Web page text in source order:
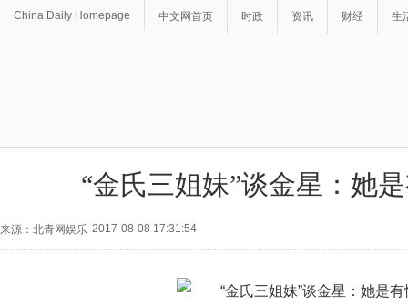
China Daily Homepage 中文网首页 时政 资讯 财经 生
“金氏三姐妹”谈金星：她
来源：北青网娱乐 2017-08-08 17:31:54